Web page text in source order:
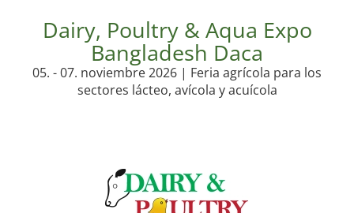
Dairy, Poultry & Aqua Expo
Bangladesh Daca
05. - 07. noviembre 2026 | Feria agrícola para los
sectores lácteo, avícola y acuícola
Sectores de proveedor de servicios